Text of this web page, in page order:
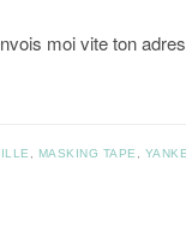
moi vite ton
MASKING TAPE